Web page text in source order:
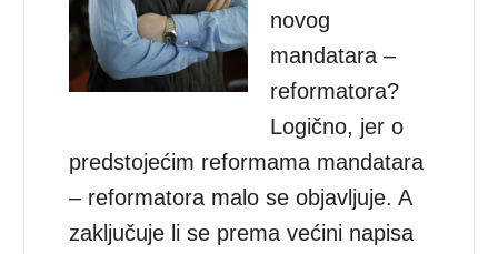
novog
mandatara –
reformatora?
Logično, jer o
predstojećim reformama mandatara
– reformatora malo se objavljuje. A
zaključuje li se prema većini napisa